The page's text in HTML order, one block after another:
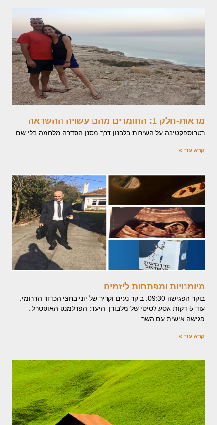
מראות-חלק 1: החומרים מהם עשויה ההשראה
רטרוספקטיבה על השירות בלבנון דרך מסנן הסדרה מלחמה בלי שם
קרא עוד »
מיומנויות ומפתחות ליזמים
בוקר הפגישה 09:30. בוקר נעים וקריר של יוני בחצי הכדור הדרומי.
עוד 5 דקות אסע לסיטי של מלבורן. היעד: הפרלמנט האוסטרלי.
פגישה אישית עם השר
קרא עוד »